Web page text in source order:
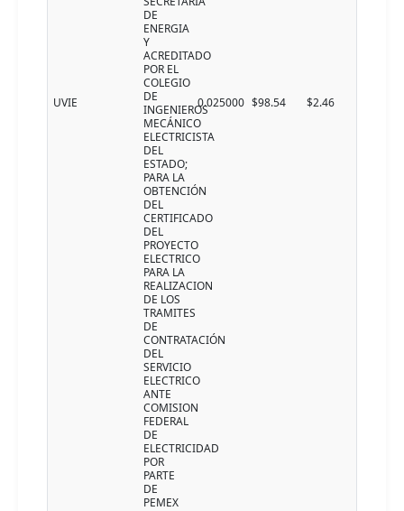
UVIE
DE
ENERGIA
Y
ACREDITADO
POR EL
COLEGIO
DE
INGENIEROS
MECÁNICO
ELECTRICISTA
DEL
ESTADO;
PARA LA
OBTENCIÓN
DEL
CERTIFICADO
DEL
PROYECTO
ELECTRICO
PARA LA
REALIZACION
DE LOS
TRAMITES
DE
CONTRATACIÓN
DEL
SERVICIO
ELECTRICO
ANTE
COMISION
FEDERAL
DE
ELECTRICIDAD
POR
PARTE
DE
PEMEX
0.025000 $98.54 $2.46